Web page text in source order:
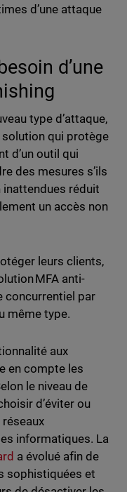
d’une attaque
d’une
type d’attaque,
solution qui protège
d’un outil qui
des mesures s’ils
réduit
un accès non
leurs clients,
MFA anti-
concurrentiel par
même type.
aux
en compte les
le niveau de
d’éviter ou
informatiques. La
a évolué afin de
sophistiquées et